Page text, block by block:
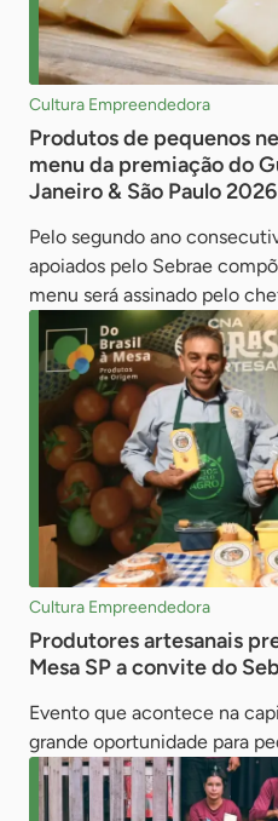
Cultura Empreendedora
Produtos de pequenos
menu da premiação do
Janeiro & São Paulo 2026
Pelo segundo ano
apoiados pelo Sebrae
menu será assinado pelo
Cultura Empreendedora
Produtores artesanais
Mesa SP a convite do
Evento que acontece na
grande oportunidade para